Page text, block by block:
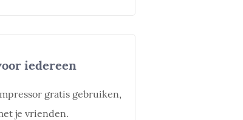
iedereen
gratis gebruiken,
je vrienden.